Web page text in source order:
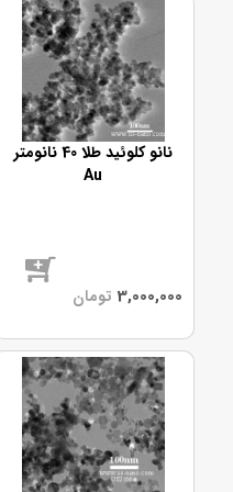
نانو کلوئید طلا 40 نانومتر
Au
موجود